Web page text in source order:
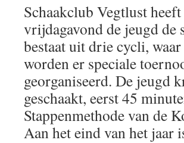
Schaakclub Vegtlust
vrijdagavond de jeugd de
bestaat uit drie cycli,
worden er speciale
georganiseerd. De jeugd
geschaakt, eerst 45
Stappenmethode van de
Aan het eind van het jaar